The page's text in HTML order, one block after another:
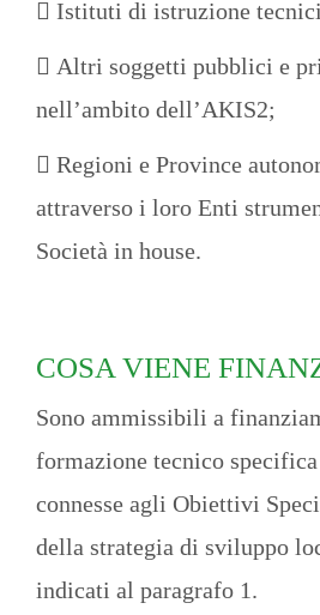
 Istituti di istruzione
 Altri soggetti pubblici e
nell’ambito dell’AKIS2;
 Regioni e Province
attraverso i loro Enti
Società in house.
COSA VIENE
Sono ammissibili a
formazione tecnico
connesse agli Obiettivi
della strategia di sviluppo
indicati al paragrafo 1.